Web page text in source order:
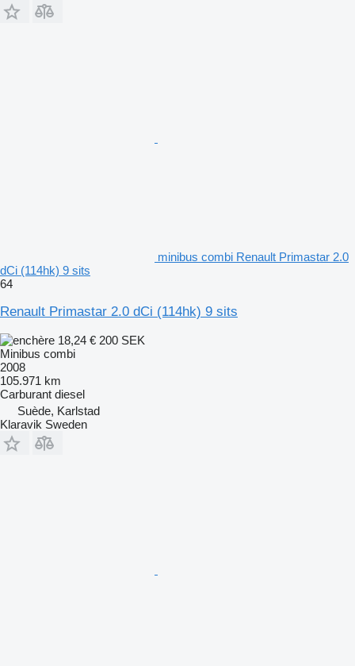
minibus combi Renault Primastar 2.0
dCi (114hk) 9 sits
64
Renault Primastar 2.0 dCi (114hk) 9 sits
18,24 € 200 SEK
Minibus combi
2008
105.971 km
Carburant diesel
Suède, Karlstad
Klaravik Sweden